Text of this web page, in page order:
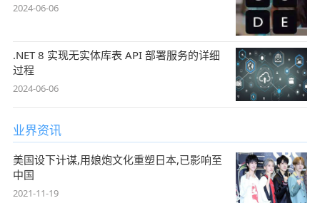
2024-06-06
.NET 8 实现无实体库表 API 部署服务的详细
过程
2024-06-06
业界资讯
美国设下计谋,用娘炮文化重塑日本,已影响至
中国
2021-11-19